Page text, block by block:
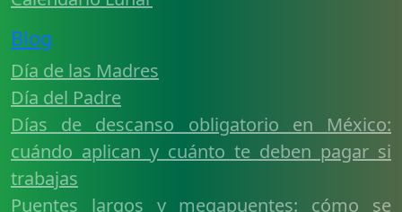
Blog
Día de las Madres
Día del Padre
Días de descanso obligatorio en México:
cuándo aplican y cuánto te deben pagar si
trabajas
Puentes largos y megapuentes: cómo se